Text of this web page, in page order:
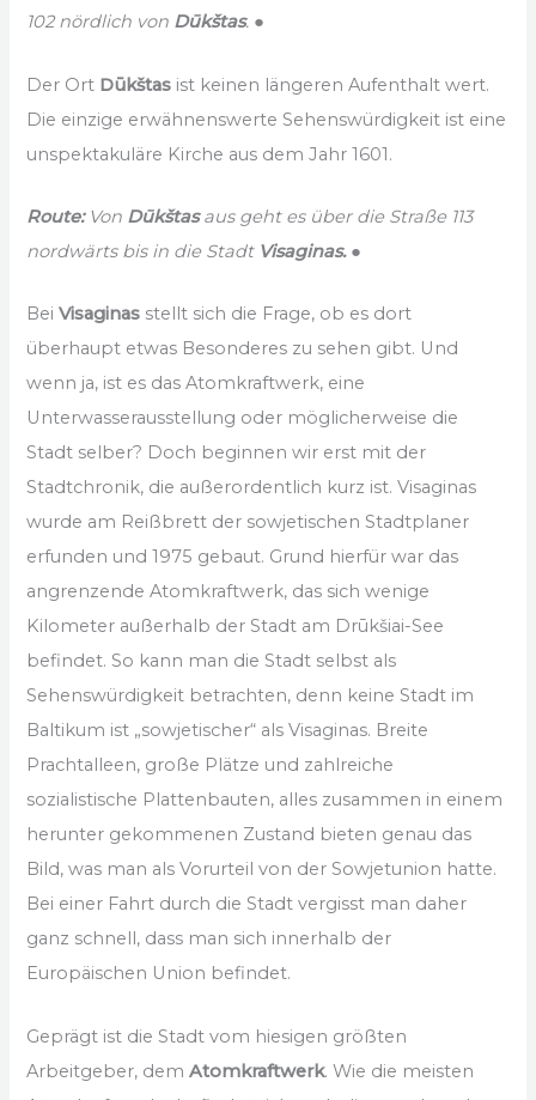
102 nördlich von Dūkštas. ●
Der Ort Dūkštas ist keinen längeren Aufenthalt wert.
Die einzige erwähnenswerte Sehenswürdigkeit ist eine
unspektakuläre Kirche aus dem Jahr 1601.
Route:Von Dūkštasaus geht es über die Straße 113
nordwärts bis in die Stadt Visaginas.●
BeiVisaginas stellt sich die Frage, ob es dort
überhaupt etwas Besonderes zu sehen gibt. Und
wenn ja, ist es das Atomkraftwerk, eine
Unterwasserausstellung oder möglicherweise die
Stadt selber? Doch beginnen wir erst mit der
Stadtchronik, die außerordentlich kurz ist. Visaginas
wurde am Reißbrett der sowjetischen Stadtplaner
erfunden und 1975 gebaut. Grund hierfür war das
angrenzende Atomkraftwerk, das sich wenige
Kilometer außerhalb der Stadt am Drūkšiai-See
befindet. So kann man die Stadt selbst als
Sehenswürdigkeit betrachten, denn keine Stadt im
Baltikum ist „sowjetischer“ als Visaginas. Breite
Prachtalleen, große Plätze und zahlreiche
sozialistische Plattenbauten, alles zusammen in einem
herunter gekommenen Zustand bieten genau das
Bild, was man als Vorurteil von der Sowjetunion hatte.
Bei einer Fahrt durch die Stadt vergisst man daher
ganz schnell, dass man sich innerhalb der
Europäischen Union befindet.
Geprägt ist die Stadt vom hiesigen größten
Arbeitgeber, demAtomkraftwerk. Wie die meisten